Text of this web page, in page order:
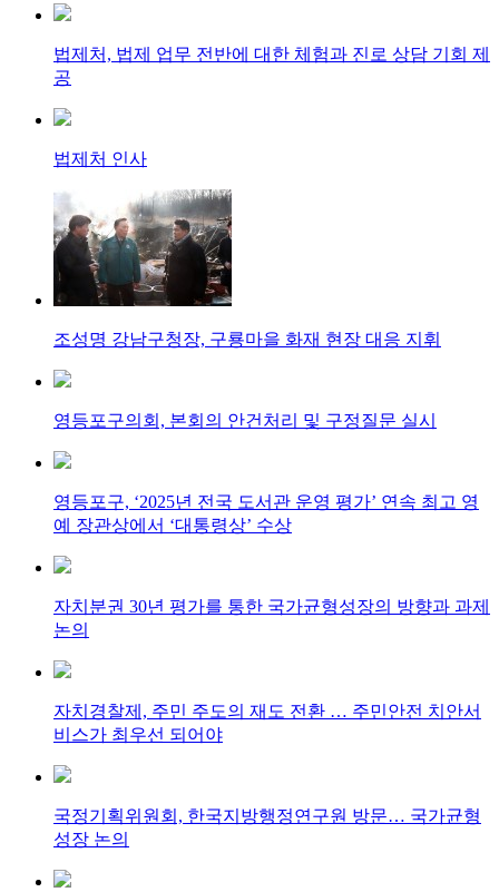
법제처, 법제 업무 전반에 대한 체험과 진로 상담 기회 제
공
법제처 인사
조성명 강남구청장, 구룡마을 화재 현장 대응 지휘
영등포구의회, 본회의 안건처리 및 구정질문 실시
영등포구, ‘2025년 전국 도서관 운영 평가’ 연속 최고 영
예 장관상에서 ‘대통령상’ 수상
자치분권 30년 평가를 통한 국가균형성장의 방향과 과제
논의
자치경찰제, 주민 주도의 재도 전환 … 주민안전 치안서
비스가 최우선 되어야
국정기획위원회, 한국지방행정연구원 방문… 국가균형
성장 논의